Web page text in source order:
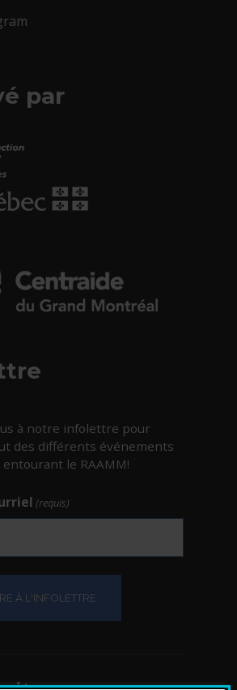
par
à notre infolettre pour
des différents événements
le RAAMM!
(requis)